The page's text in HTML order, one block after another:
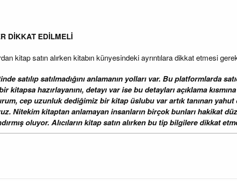
DİKKAT EDİLMELİ
kitap satın alırken kitabın künyesindeki ayrıntılara dikkat etmesi
satılıp satılmadığını anlamanın yolları var. Bu platformlarda
kitapsa hazırlayanını, detayı var ise bu detayları açıklama
cep uzunluk dediğimiz bir kitap üslubu var artık tanınan
Nitekim kitaptan anlamayan insanların birçok bunları hakikat
oluyor. Alıcıların kitap satın alırken bu tip bilgilere dikkat